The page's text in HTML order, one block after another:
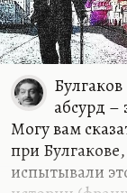
абсурд
Могу вам
при
испытывали